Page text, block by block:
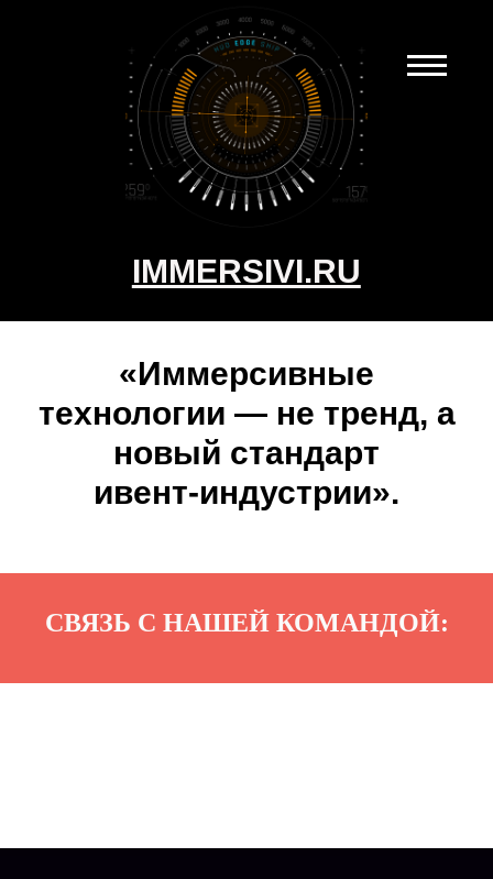
IMMERSIVI.RU
«Иммерсивные
технологии — не тренд, а
новый стандарт
ивент‑индустрии».
СВЯЗЬ С НАШЕЙ КОМАНДОЙ: